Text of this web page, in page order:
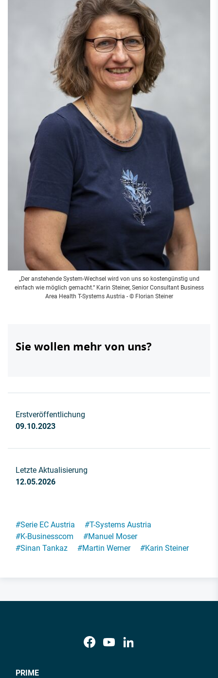
„Der anstehende System-Wechsel wird von uns so kostengünstig und
einfach wie möglich gemacht.“ Karin Steiner, Senior Consultant Business
Area Health T-Systems Austria - © Florian Steiner
Sie wollen mehr von uns?
Erstveröffentlichung
09.10.2023
Letzte Aktualisierung
12.05.2026
#Serie EC Austria #T-Systems Austria
#K-Businesscom #Manuel Moser
#Sinan Tankaz #Martin Werner #Karin Steiner
PRIME